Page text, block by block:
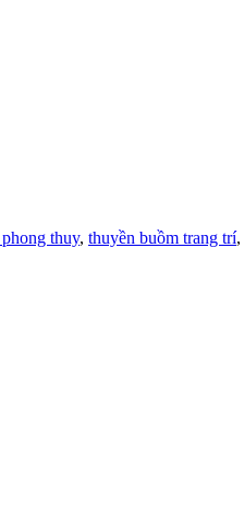
thuy, thuyền buồm trang trí,